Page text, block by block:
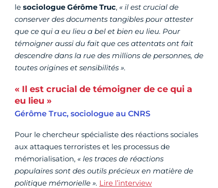
le sociologue Gérôme Truc, « il est crucial de
conserver des documents tangibles pour attester
que ce qui a eu lieu a bel et bien eu lieu. Pour
témoigner aussi du fait que ces attentats ont fait
descendre dans la rue des millions de personnes, de
toutes origines et sensibilités ».
« Il est crucial de témoigner de ce qui a
eu lieu »
Gérôme Truc, sociologue au CNRS
Pour le chercheur spécialiste des réactions sociales
aux attaques terroristes et les processus de
mémorialisation, « les traces de réactions
populaires sont des outils précieux en matière de
politique mémorielle ». Lire l’interview